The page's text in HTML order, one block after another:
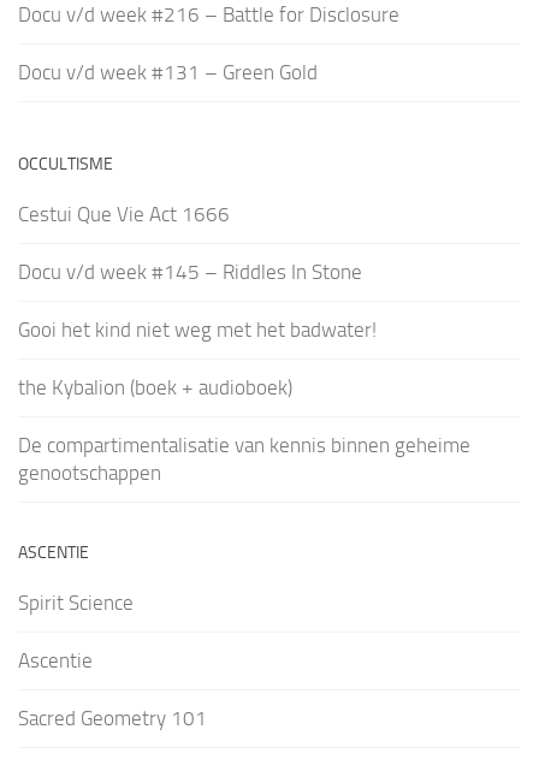
Docu v/d week #216 – Battle for Disclosure
Docu v/d week #131 – Green Gold
OCCULTISME
Cestui Que Vie Act 1666
Docu v/d week #145 – Riddles In Stone
Gooi het kind niet weg met het badwater!
the Kybalion (boek + audioboek)
De compartimentalisatie van kennis binnen geheime
genootschappen
ASCENTIE
Spirit Science
Ascentie
Sacred Geometry 101